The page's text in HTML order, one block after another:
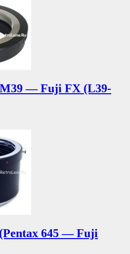
М39 — Fuji FX (L39-
645 — Fuji